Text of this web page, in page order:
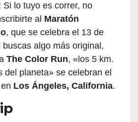
Si lo tuyo es correr, no
al Maratón
, que se celebra el 13 de
buscas algo más original,
The Color Run, «los 5 km.
del planeta» se celebran el
Los Ángeles, California.